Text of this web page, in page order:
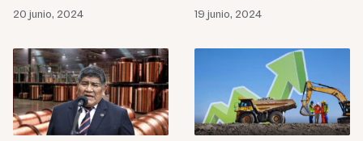
20 junio, 2024 19 junio, 2024